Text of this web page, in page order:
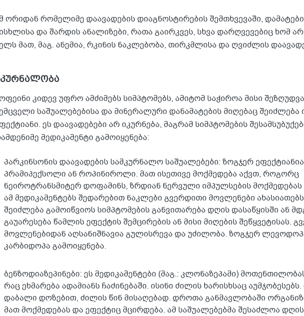
ორიდან რომელიმე დაავადების დიაგნოსტირების შემთხვევაში,
და შარდის ანალიზები, რათა გაირკვეს, სხვა დარღვევებიც ხომ
მათ, მაგ. ანემია, რკინის ნაკლებობა, თირკმლისა და ღვიძლის
კიდევ უფრო ამძიმებს სიმპტომებს, ამიტომ საჭიროა მისი
საშუალებებისა და მინერალური დანამატების მიღებაც შეიძლება
ეს დაავადებები არ იკურნება, მაგრამ სიმპტომების
მედიკამენტი გამოიყენება:
პარკინსონის დაავადების სამკურნალო საშუალებები: ზოგჯერ ეფექტიანია
პრამიპექსოლი ან როპინიროლი. მათ ისეთივე მოქმედება აქვთ, როგორც
ნეიროტრანსმიტერ დოფამინს, ზრდიან ნერვული იმპულსების მოქმედებას
ამ მედიკამენტებს შედარებით ნაკლები გვერდითი მოვლენები
შეიძლება გამოიწვიოს სიმპტომების განვითარება დღის დასაწყისში ან
გაუარესება წამლის ეფექტის შემცირების ან მისი მიღების შეწყვეტისას.
მოვლენებიდან აღსანიშნავია გულისრევა და უძილობა. ზოგჯერ
კარბიდოპა გამოიყენება.
ბენზოდიაზეპინები: ეს მედიკამენტები (მაგ.: კლონაზეპამი)
რაც ეხმარება ადამიანს ჩაძინებაში. ისინი ძილის ხარისხსაც აუმჯობესებს.
დაბალი დოზებით, ძილის წინ მისაღებად. დროთა განმავლობაში
მათ მოქმედებას და ეფექტიც მცირდება. ამ საშუალებებმა შესაძლოა